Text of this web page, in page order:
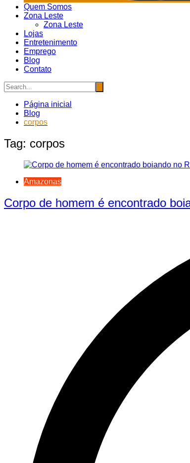
Quem Somos
Zona Leste
Zona Leste
Lojas
Entretenimento
Emprego
Blog
Contato
Página inicial
Blog
corpos
Tag: corpos
Amazonas
Corpo de homem é encontrado